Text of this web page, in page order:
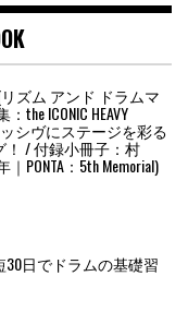
(リズム アンド ドラムマ
the ICONIC HEAVY
ッシヴにステージを彩る
/ 付録小冊子：村
PONTA：5th Memorial)
日でドラムの基礎習